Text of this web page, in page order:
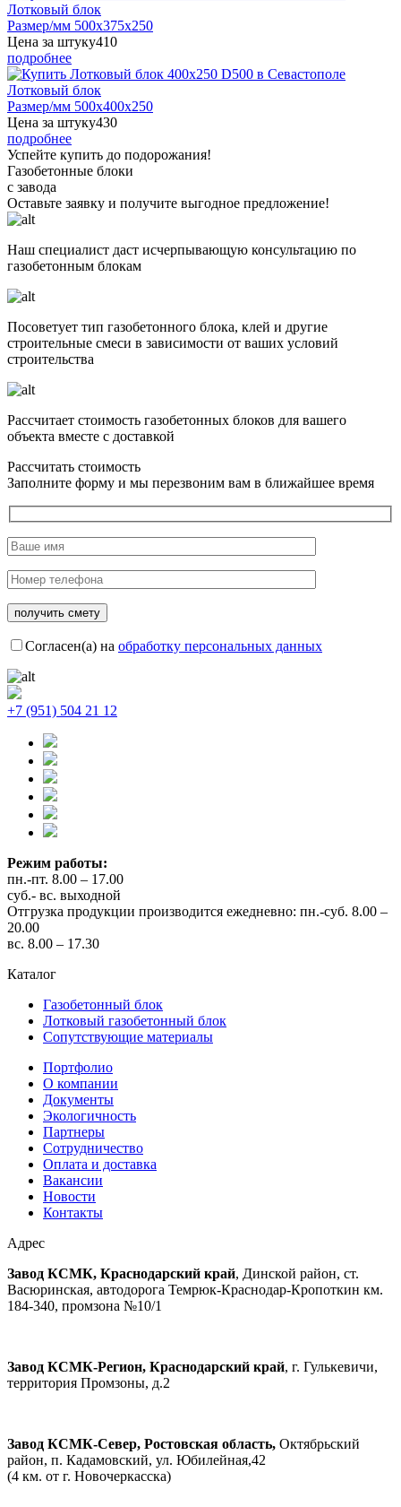
Лотковый блок
Размер/мм 500x375x250
Цена за штуку410
подробнее
Лотковый блок
Размер/мм 500x400x250
Цена за штуку430
подробнее
Успейте купить до подорожания!
Газобетонные блоки
с завода
Оставьте заявку и получите выгодное предложение!
Наш специалист даст исчерпывающую консультацию по
газобетонным блокам
Посоветует тип газобетонного блока, клей и другие
строительные смеси в зависимости от ваших условий
строительства
Рассчитает стоимость газобетонных блоков для вашего
объекта вместе с доставкой
Рассчитать стоимость
Заполните форму и мы перезвоним вам в ближайшее время
Согласен(а) на обработку персональных данных
+7 (951) 504 21 12
Режим работы:
пн.-пт. 8.00 – 17.00
суб.- вс. выходной
Отгрузка продукции производится ежедневно: пн.-суб. 8.00 –
20.00
вс. 8.00 – 17.30
Каталог
Газобетонный блок
Лотковый газобетонный блок
Сопутствующие материалы
Портфолио
О компании
Документы
Экологичность
Партнеры
Сотрудничество
Оплата и доставка
Вакансии
Новости
Контакты
Адрес
Завод КСМК, Краснодарский край, Динской район, ст.
Васюринская, автодорога Темрюк-Краснодар-Кропоткин км.
184-340, промзона №10/1
Завод КСМК-Регион, Краснодарский край, г. Гулькевичи,
территория Промзоны, д.2
Завод КСМК-Север, Ростовская область, Октябрьский
район, п. Кадамовский, ул. Юбилейная,42
(4 км. от г. Новочеркасска)